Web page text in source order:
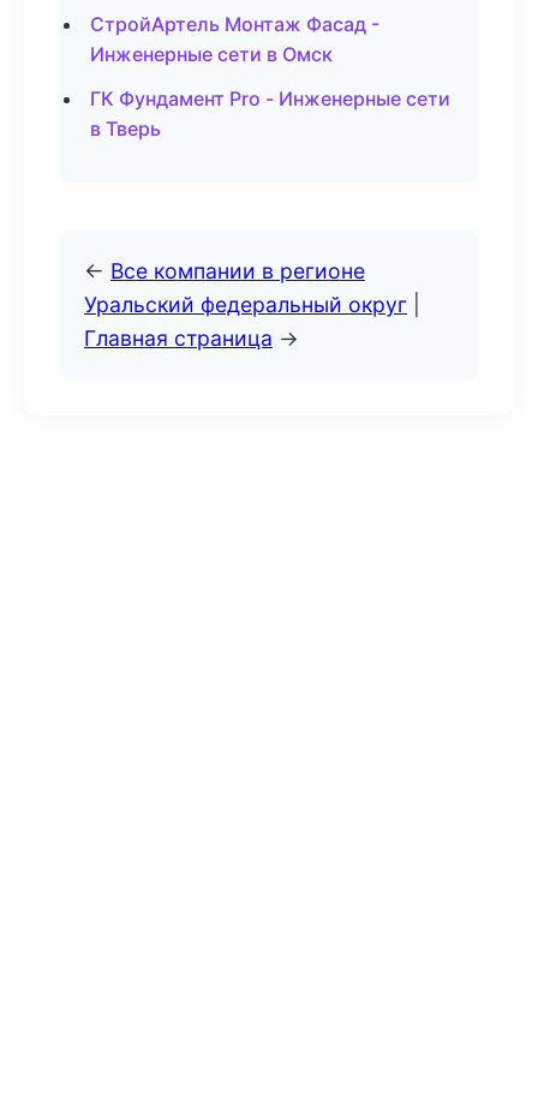
СтройАртель Монтаж Фасад -
Инженерные сети в Омск
ГК Фундамент Pro - Инженерные сети
в Тверь
← Все компании в регионе
Уральский федеральный округ
Главная страница →